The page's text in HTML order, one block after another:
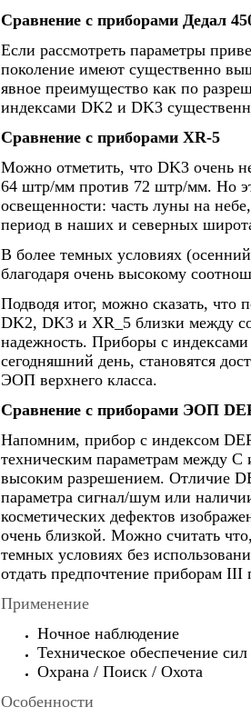
Сравнение с приборами Дедал
Если рассмотреть параметры
поколение имеют существенно
явное преимущество как по
индексами DK2 и DK3
Сравнение с приборами XR-5
Можно отметить, что DK3 очень
64 штр/мм против 72 штр/мм. Но
освещенности: часть луны на
период в наших и северных
В более темных условиях
благодаря очень высокому
Подводя итог, можно сказать, что
DK2, DK3 и XR_5 близки между
надежность. Приборы с
сегодняшний день, становятся
ЭОП верхнего класса.
Сравнение с приборами ЭОП
Напомним, прибор с индексом
техническим параметрам между C
высоким разрешением. Отличие
параметра сигнал/шум или
косметических дефектов
очень близкой. Можно считать
темных условиях без
отдать предпочтение приборам III
Применение
Ночное наблюдение
Техническое обеспечение
Охрана / Поиск / Охота
Особенности